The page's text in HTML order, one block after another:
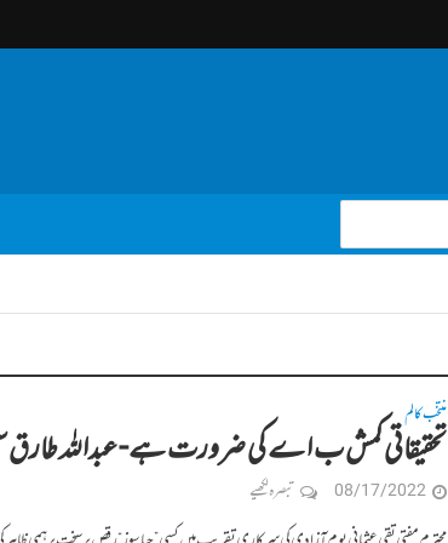
منتخب کالم
تحقیقاتی کمش ب ا ے کی ضرورت ہے- عبداللہ
08/17/2022 تبصرہ لکھیے